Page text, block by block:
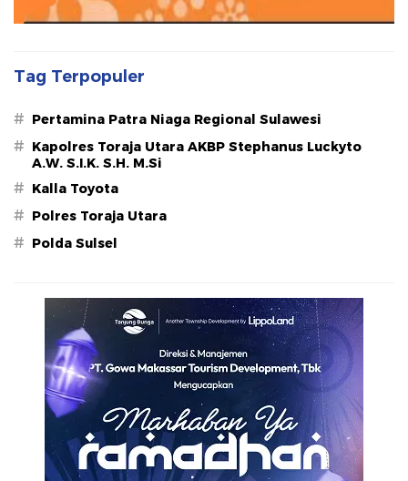
Tag Terpopuler
# Pertamina Patra Niaga Regional Sulawesi
# Kapolres Toraja Utara AKBP Stephanus Luckyto
A.W. S.I.K. S.H. M.Si
# Kalla Toyota
# Polres Toraja Utara
# Polda Sulsel